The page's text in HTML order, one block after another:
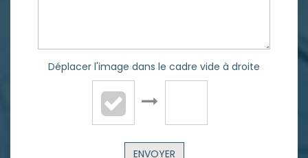
Déplacer l'image dans le cadre vide à droite
ENVOYER